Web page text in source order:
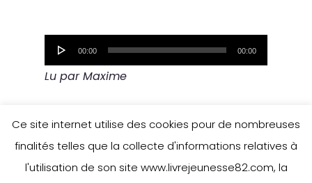
Lecteur
audio
00:00 00:00
Lu par Maxime
Ce site internet utilise des cookies pour de nombreuses
finalités telles que la collecte d'informations relatives à
l'utilisation de son site www.livrejeunesse82.com, la